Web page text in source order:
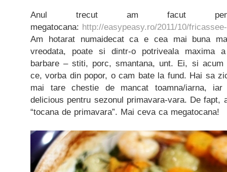
Anul trecut am facut
megatocana: http://easypeasy.ro/2011/10/
Am hotarat numaidecat ca e cea mai buna
vreodata, poate si dintr-o potriveala maxima
barbare – stiti, porc, smantana, unt. Ei, si
ce, vorba din popor, o cam bate la fund. Hai sa
mai tare chestie de mancat toamna/iarna,
delicious pentru sezonul primavara-vara. De fapt,
“tocana de primavara”. Mai ceva ca megatocana!